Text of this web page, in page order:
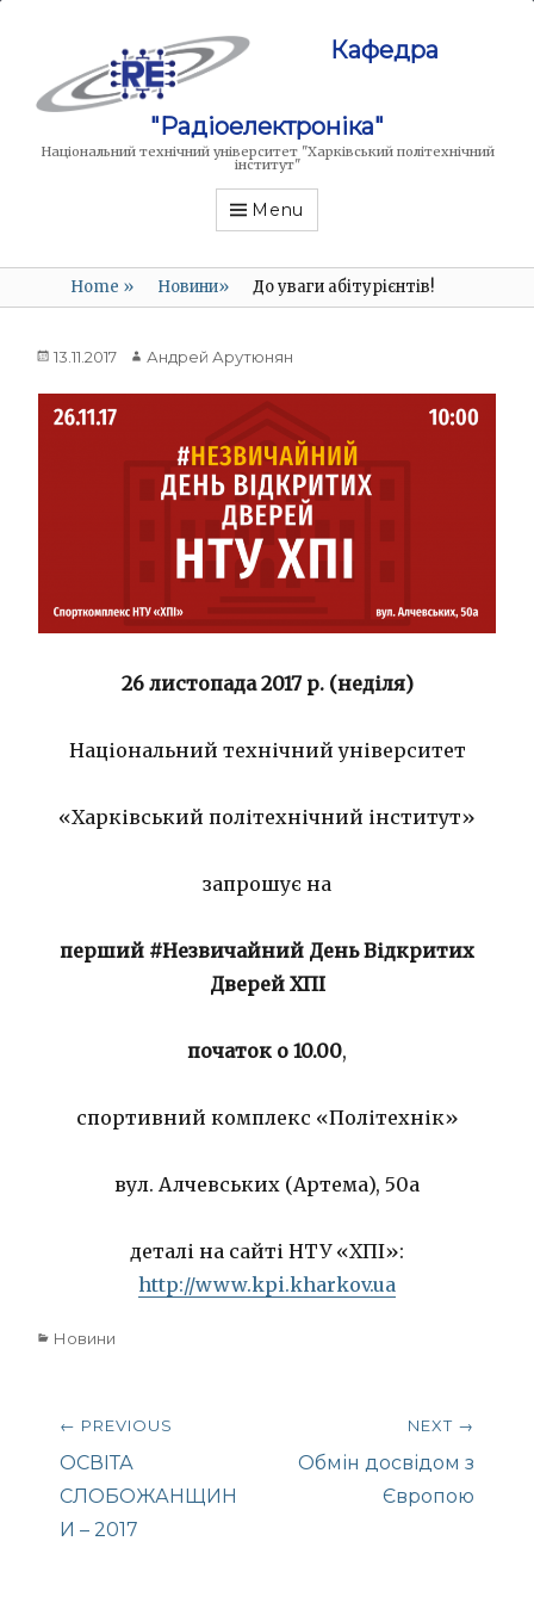
Кафедра
"Радіоелектроніка"
Національний технічний університет "Харківський політехнічний
інститут"
Menu
Home » Новини» До уваги абітурієнтів!
Posted
13.11.2017 Author
Андрей Арутюнян
26 листопада 2017 р. (неділя)
Національний технічний університет
«Харківський політехнічний інститут»
запрошує на
перший #Незвичайний День Відкритих
Дверей ХПІ
початок о 10.00,
спортивний комплекс «Політехнік»
вул. Алчевських (Артема), 50а
деталі на сайті НТУ «ХПІ»:
http://www.kpi.kharkov.ua
Categories
Новини
Навігація
записів
← PREVIOUS
Previous
post:
ОСВІТА
СЛОБОЖАНЩИН
И – 2017
NEXT →
Next
Обмін досвідом з
Європою